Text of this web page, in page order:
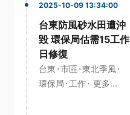
2025-10-09 13:34:00
台東防風砂水田遭沖
毀 環保局估需15工作
日修復
台東 ·市區 ·東北季風·
環保局 · 工作· 更多...